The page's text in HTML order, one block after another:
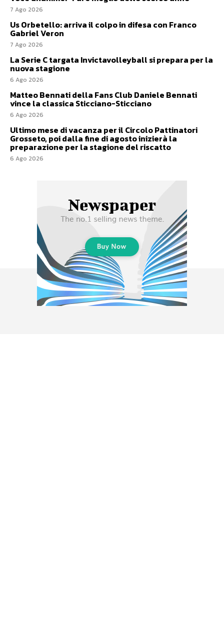
7 Ago 2026
Us Orbetello: arriva il colpo in difesa con Franco
Gabriel Veron
7 Ago 2026
La Serie C targata Invictavolleyball si prepara per la
nuova stagione
6 Ago 2026
Matteo Bennati della Fans Club Daniele Bennati
vince la classica Sticciano-Sticciano
6 Ago 2026
Ultimo mese di vacanza per il Circolo Pattinatori
Grosseto, poi dalla fine di agosto inizierà la
preparazione per la stagione del riscatto
6 Ago 2026